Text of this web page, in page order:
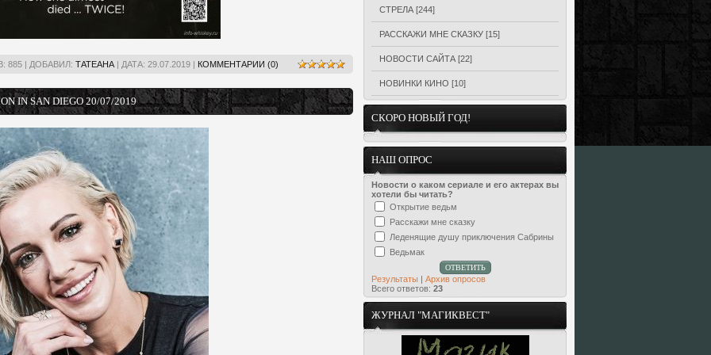
885 | ДОБАВИЛ: ТАТЕАНА | ДАТА: 29.07.2019 | КОММЕНТАРИИ (0)
IN SAN DIEGO 20/07/2019
СТРЕЛА [244]
РАССКАЖИ МНЕ СКАЗКУ [15]
НОВОСТИ САЙТА [22]
НОВИНКИ КИНО [10]
СКОРО НОВЫЙ ГОД!
НАШ ОПРОС
Новости о каком сериале и его актерах вы
хотели бы читать?
Открытие ведьм
Расскажи мне сказку
Леденящие душу приключения Сабрины
Ведьмак
Результаты | Архив опросов
Всего ответов: 23
ЖУРНАЛ "МАГИКВЕСТ"